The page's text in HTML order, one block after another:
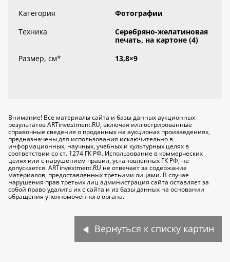
Категория
Фотографии
Техника
Серебряно-желатиновая
печать, на картоне (4)
Размер, см* 13,8×9
Внимание! Все материалы сайта и базы данных аукционных
результатов ARTinvestment.RU, включая иллюстрированные
справочные сведения о проданных на аукционах произведениях,
предназначены для использования исключительно в
информационных, научных, учебных и культурных целях в
соответствии со ст. 1274 ГК РФ. Использование в коммерческих
целях или с нарушением правил, установленных ГК РФ, не
допускается. ARTinvestment.RU не отвечает за содержание
материалов, предоставленных третьими лицами. В случае
нарушения прав третьих лиц администрация сайта оставляет за
собой право удалить их с сайта и из базы данных на основании
обращения уполномоченного органа.
Вернуться к списку картин